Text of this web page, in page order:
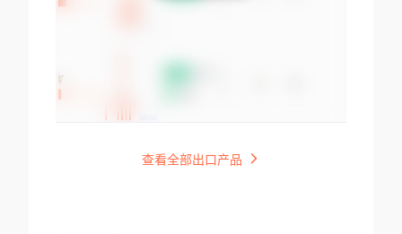
查看全部出口产品